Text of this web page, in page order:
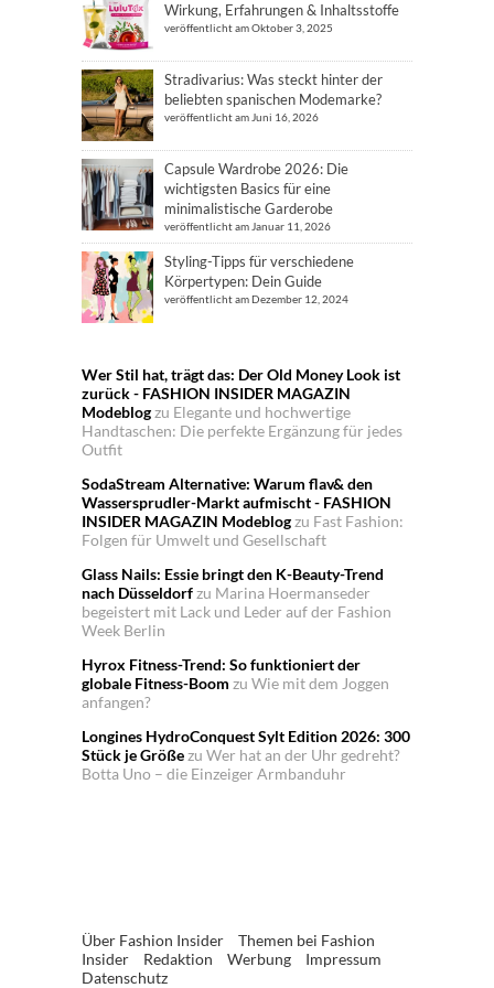
Wirkung, Erfahrungen & Inhaltsstoffe
veröffentlicht am Oktober 3, 2025
Stradivarius: Was steckt hinter der
beliebten spanischen Modemarke?
veröffentlicht am Juni 16, 2026
Capsule Wardrobe 2026: Die
wichtigsten Basics für eine
minimalistische Garderobe
veröffentlicht am Januar 11, 2026
Styling-Tipps für verschiedene
Körpertypen: Dein Guide
veröffentlicht am Dezember 12, 2024
Wer Stil hat, trägt das: Der Old Money Look ist
zurück - FASHION INSIDER MAGAZIN
Modeblogzu Elegante und hochwertige
Handtaschen: Die perfekte Ergänzung für jedes
Outfit
SodaStream Alternative: Warum flav& den
Wassersprudler-Markt aufmischt - FASHION
INSIDER MAGAZIN Modeblogzu Fast Fashion:
Folgen für Umwelt und Gesellschaft
Glass Nails: Essie bringt den K-Beauty-Trend
nach Düsseldorfzu Marina Hoermanseder
begeistert mit Lack und Leder auf der Fashion
Week Berlin
Hyrox Fitness-Trend: So funktioniert der
globale Fitness-Boom zu Wie mit dem Joggen
anfangen?
Longines HydroConquest Sylt Edition 2026: 300
Stück je Größezu Wer hat an der Uhr gedreht?
Botta Uno – die Einzeiger Armbanduhr
Über Fashion Insider
Themen bei Fashion
Insider
Redaktion Werbung
Impressum
Datenschutz